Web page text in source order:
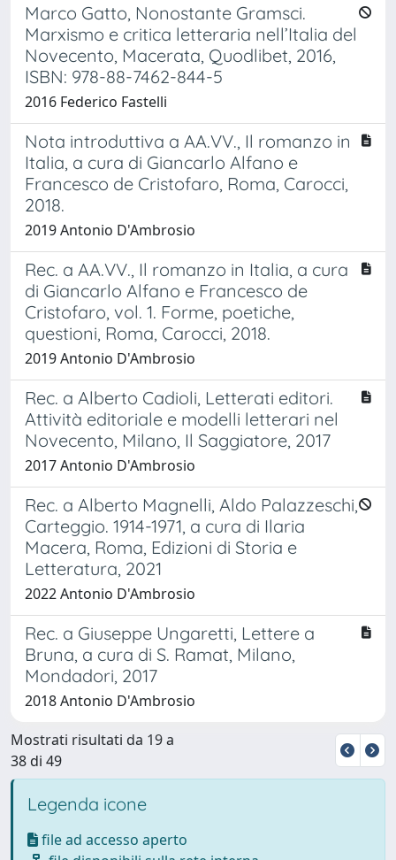
Marco Gatto, Nonostante Gramsci.
Marxismo e critica letteraria nell’Italia del
Novecento, Macerata, Quodlibet, 2016,
ISBN: 978-88-7462-844-5
2016 Federico Fastelli
Nota introduttiva a AA.VV., Il romanzo in
Italia, a cura di Giancarlo Alfano e
Francesco de Cristofaro, Roma, Carocci,
2018.
2019 Antonio D'Ambrosio
Rec. a AA.VV., Il romanzo in Italia, a cura
di Giancarlo Alfano e Francesco de
Cristofaro, vol. 1. Forme, poetiche,
questioni, Roma, Carocci, 2018.
2019 Antonio D'Ambrosio
Rec. a Alberto Cadioli, Letterati editori.
Attività editoriale e modelli letterari nel
Novecento, Milano, Il Saggiatore, 2017
2017 Antonio D'Ambrosio
Rec. a Alberto Magnelli, Aldo Palazzeschi,
Carteggio. 1914-1971, a cura di Ilaria
Macera, Roma, Edizioni di Storia e
Letteratura, 2021
2022 Antonio D'Ambrosio
Rec. a Giuseppe Ungaretti, Lettere a
Bruna, a cura di S. Ramat, Milano,
Mondadori, 2017
2018 Antonio D'Ambrosio
Mostrati risultati da 19 a
38 di 49
Legenda icone
file ad accesso aperto